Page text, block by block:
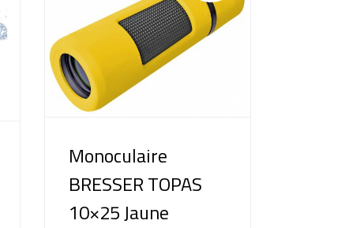
Monoculaire
BRESSER TOPAS
10×25 Jaune